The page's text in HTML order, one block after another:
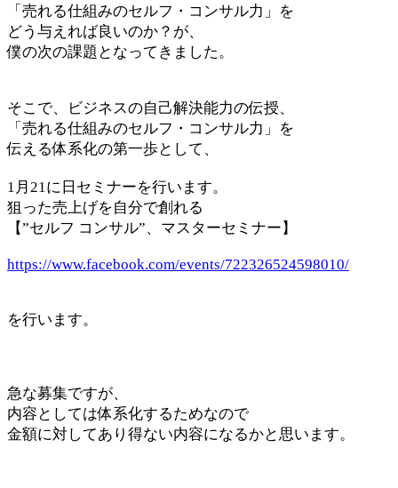
「売れる仕組みのセルフ・コンサル力」を
どう与えれば良いのか？が、
僕の次の課題となってきました。
そこで、ビジネスの自己解決能力の伝授、
「売れる仕組みのセルフ・コンサル力」を
伝える体系化の第一歩として、
1月21に日セミナーを行います。
狙った売上げを自分で創れる
【”セルフ コンサル”、マスターセミナー】
https://www.facebook.com/events/722326524598010/
を行います。
急な募集ですが、
内容としては体系化するためなので
金額に対してあり得ない内容になるかと思います。